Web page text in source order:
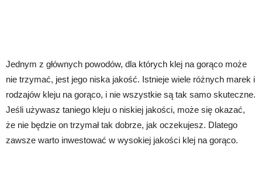
Jednym z głównych powodów, dla których klej na gorąco może
nie trzymać, jest jego niska jakość. Istnieje wiele różnych marek i
rodzajów kleju na gorąco, i nie wszystkie są tak samo skuteczne.
Jeśli używasz taniego kleju o niskiej jakości, może się okazać,
że nie będzie on trzymał tak dobrze, jak oczekujesz. Dlatego
zawsze warto inwestować w wysokiej jakości klej na gorąco.